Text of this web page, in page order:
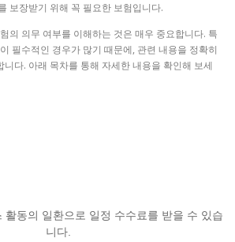
보장받기 위해 꼭 필요한 보험입니다.
의 의무 여부를 이해하는 것은 매우 중요합니다. 특
필수적인 경우가 많기 때문에, 관련 내용을 정확히
니다. 아래 목차를 통해 자세한 내용을 확인해 보세
활동의 일환으로 일정 수수료를 받을 수 있습
니다.